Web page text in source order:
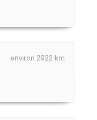
environ 2922 km